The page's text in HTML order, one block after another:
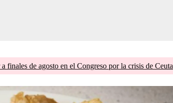
finales de agosto en el Congreso por la crisis de Ceuta